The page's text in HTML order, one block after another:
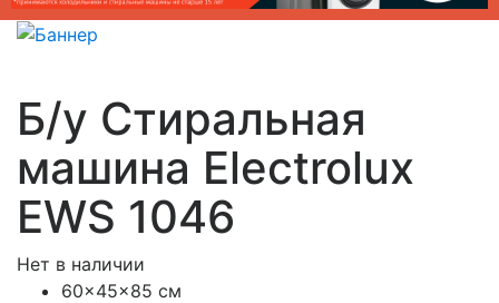
Б/у Стиральная
машина Electrolux
EWS 1046
Нет в наличии
60x45x85 см